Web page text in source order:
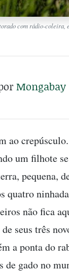
com rádio-
Mongabay
ao
um filhote
pequena,
quatro
não fica
seus três
a ponta do
de gado no